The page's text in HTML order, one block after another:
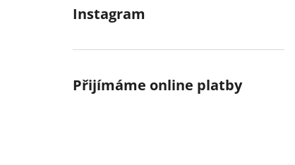
Instagram
Přijímáme online platby